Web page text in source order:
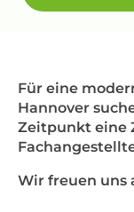
Für eine
Hannover
Zeitpunkt eine
Wir freuen uns